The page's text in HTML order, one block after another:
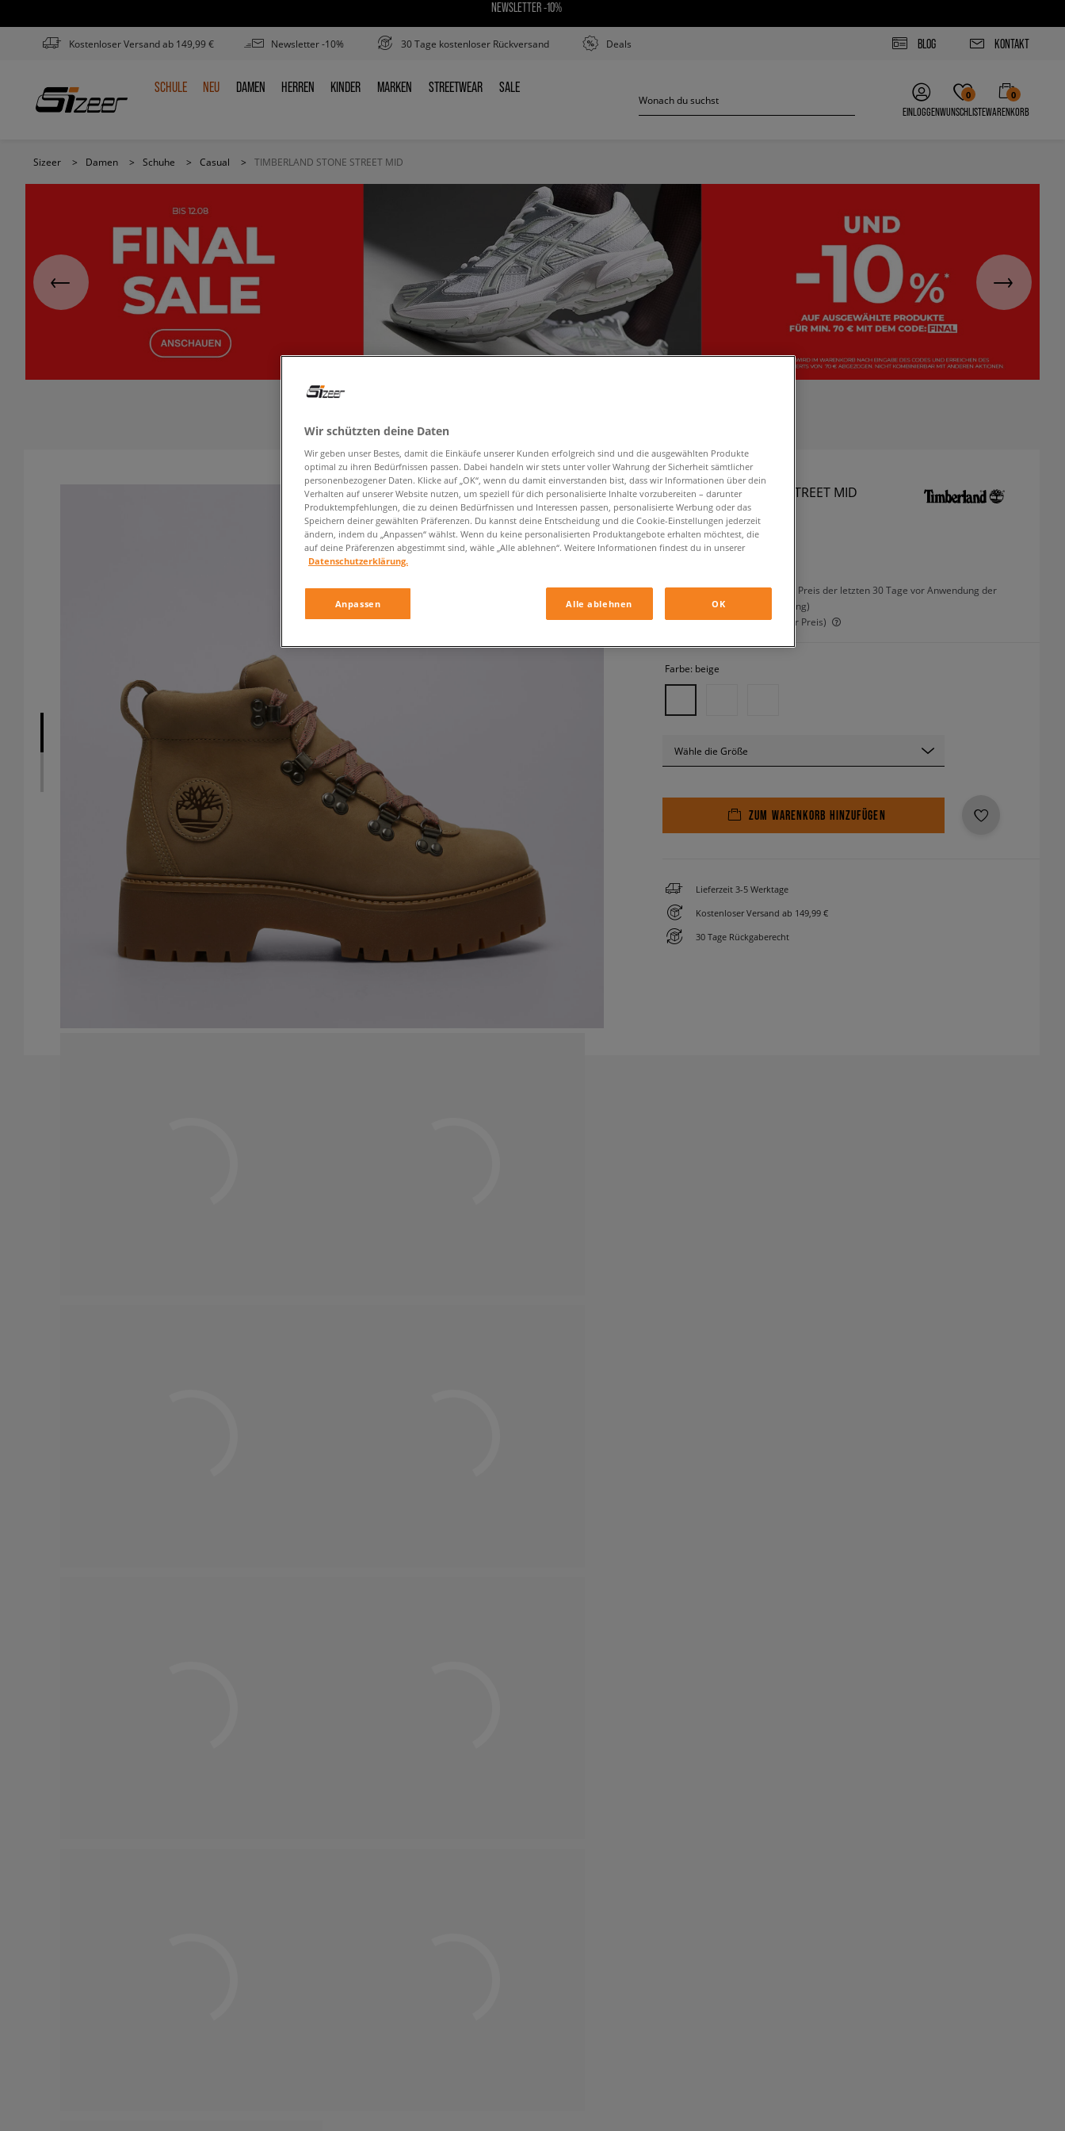
NEWSLETTER -10%
Kostenloser Versand ab 149,99 € Newsletter -10% 30 Tage kostenloser Rückversand Deals BLOG KONTAKT
SCHULE
SCHULE NEU
NEU DAMEN
DAMEN HERREN
HERREN KINDER
KINDER MARKEN
MARKEN STREETWEAR
STREETWEAR SALE
SALE
EINLOGGEN
0
WUNSCHLISTE
0
WARENKORB
Sizeer > Damen > Schuhe > Casual > TIMBERLAND STONE STREET MID
TIMBERLAND STONE STREET MID
damen, casual
170,99 € -36% (der niedrigste Preis der letzten 30 Tage vor Anwendung der
Preisermäßigung)
189,99 € -42% (ursprünglicher Preis)
Farbe: beige
Wähle die Größe
ZUM WARENKORB HINZUFÜGEN
Lieferzeit 3-5 Werktage
Kostenloser Versand ab 149,99 €
30 Tage Rückgaberecht
Wir schützten deine Daten
Wir geben unser Bestes, damit die Einkäufe unserer Kunden erfolgreich sind und die ausgewählten Produkte
optimal zu ihren Bedürfnissen passen. Dabei handeln wir stets unter voller Wahrung der Sicherheit sämtlicher
personenbezogener Daten. Klicke auf „OK“, wenn du damit einverstanden bist, dass wir Informationen über dein
Verhalten auf unserer Website nutzen, um speziell für dich personalisierte Inhalte vorzubereiten – darunter
Produktempfehlungen, die zu deinen Bedürfnissen und Interessen passen, personalisierte Werbung oder das
Speichern deiner gewählten Präferenzen. Du kannst deine Entscheidung und die Cookie-Einstellungen jederzeit
ändern, indem du „Anpassen“ wählst. Wenn du keine personalisierten Produktangebote erhalten möchtest, die
auf deine Präferenzen abgestimmt sind, wähle „Alle ablehnen“. Weitere Informationen findest du in unserer
Datenschutzerklärung.
Anpassen Alle ablehnen OK